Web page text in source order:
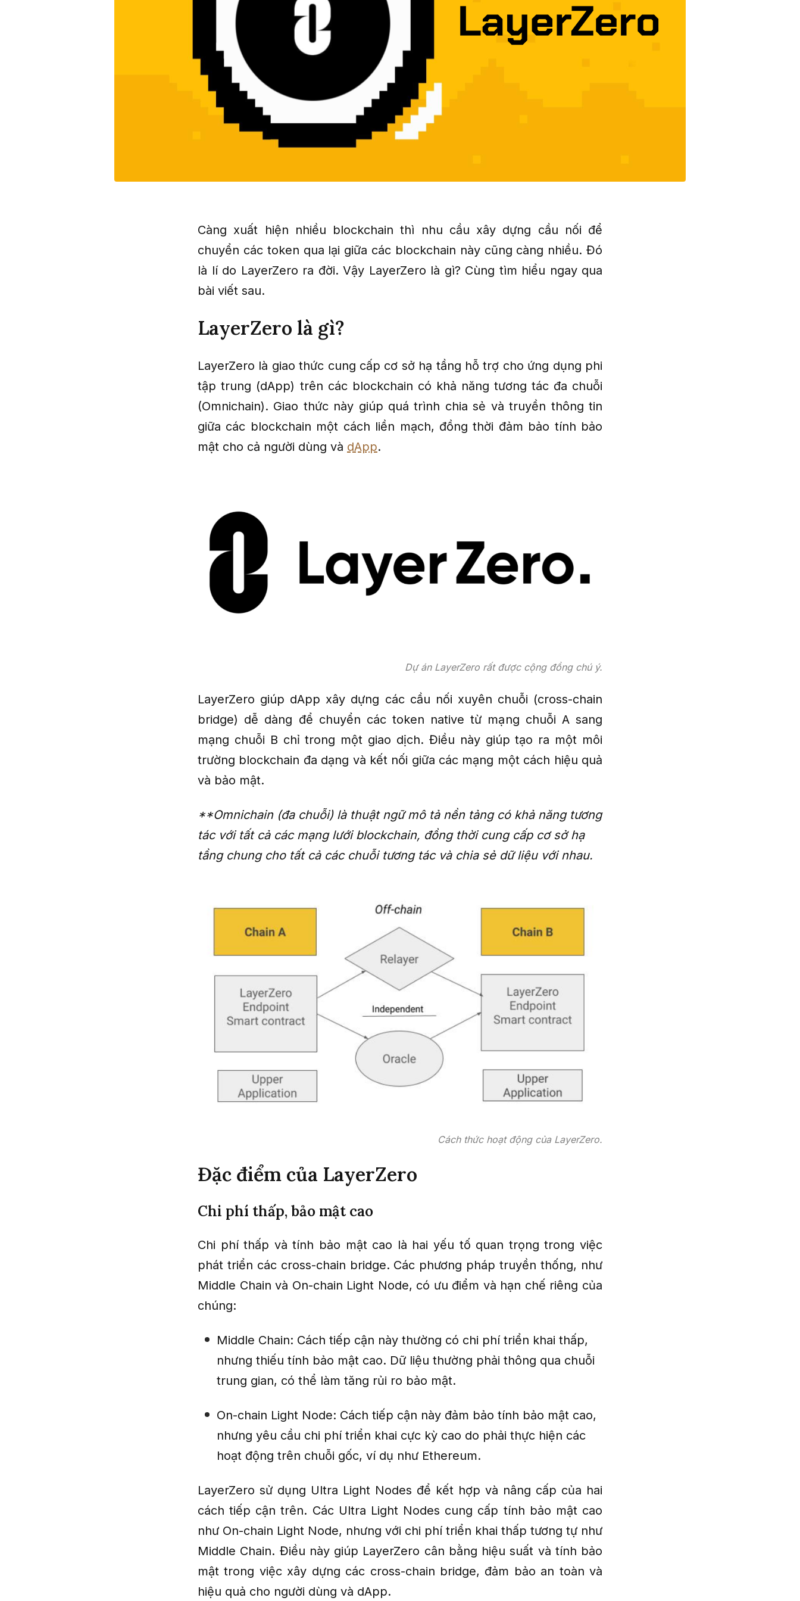
Càng xuất hiện nhiều blockchain thì nhu cầu xây dựng cầu nối để
chuyển các token qua lại giữa các blockchain này cũng càng nhiều. Đó
là lí do LayerZero ra đời. Vậy LayerZero là gì? Cùng tìm hiểu ngay qua
bài viết sau.
LayerZero là gì?
LayerZero là giao thức cung cấp cơ sở hạ tầng hỗ trợ cho ứng dụng phi
tập trung (dApp) trên các blockchain có khả năng tương tác đa chuỗi
(Omnichain). Giao thức này giúp quá trình chia sẻ và truyền thông tin
giữa các blockchain một cách liền mạch, đồng thời đảm bảo tính bảo
mật cho cả người dùng và dApp.
Dự án LayerZero rất được cộng đồng chú ý.
LayerZero giúp dApp xây dựng các cầu nối xuyên chuỗi (cross-chain
bridge) dễ dàng để chuyển các token native từ mạng chuỗi A sang
mạng chuỗi B chỉ trong một giao dịch. Điều này giúp tạo ra một môi
trường blockchain đa dạng và kết nối giữa các mạng một cách hiệu quả
và bảo mật.
**Omnichain (đa chuỗi) là thuật ngữ mô tả nền tảng có khả năng tương
tác với tất cả các mạng lưới blockchain, đồng thời cung cấp cơ sở hạ
tầng chung cho tất cả các chuỗi tương tác và chia sẻ dữ liệu với nhau.
Cách thức hoạt động của LayerZero.
Đặc điểm của LayerZero
Chi phí thấp, bảo mật cao
Chi phí thấp và tính bảo mật cao là hai yếu tố quan trọng trong việc
phát triển các cross-chain bridge. Các phương pháp truyền thống, như
Middle Chain và On-chain Light Node, có ưu điểm và hạn chế riêng của
chúng:
Middle Chain: Cách tiếp cận này thường có chi phí triển khai thấp,
nhưng thiếu tính bảo mật cao. Dữ liệu thường phải thông qua chuỗi
trung gian, có thể làm tăng rủi ro bảo mật.
On-chain Light Node: Cách tiếp cận này đảm bảo tính bảo mật cao,
nhưng yêu cầu chi phí triển khai cực kỳ cao do phải thực hiện các
hoạt động trên chuỗi gốc, ví dụ như Ethereum.
LayerZero sử dụng Ultra Light Nodes để kết hợp và nâng cấp của hai
cách tiếp cận trên. Các Ultra Light Nodes cung cấp tính bảo mật cao
như On-chain Light Node, nhưng với chi phí triển khai thấp tương tự như
Middle Chain. Điều này giúp LayerZero cân bằng hiệu suất và tính bảo
mật trong việc xây dựng các cross-chain bridge, đảm bảo an toàn và
hiệu quả cho người dùng và dApp.